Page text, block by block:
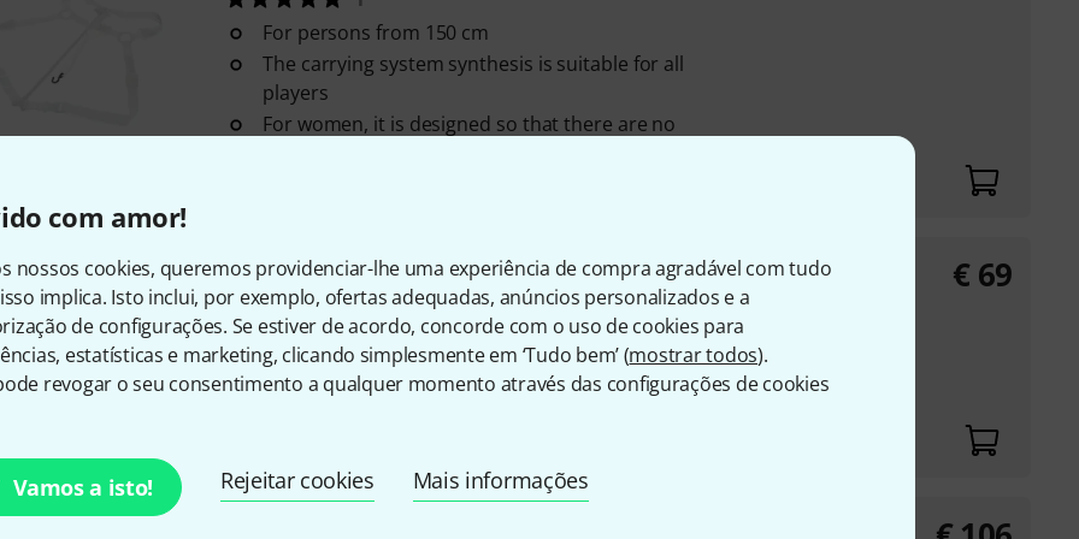
com amor!
nossos cookies, queremos providenciar-lhe uma experiência de compra agradável com tudo
implica. Isto inclui, por exemplo, ofertas adequadas, anúncios personalizados e a
de configurações. Se estiver de acordo, concorde com o uso de cookies para
estatísticas e marketing, clicando simplesmente em ‘Tudo bem’ (mostrar todos).
revogar o seu consentimento a qualquer momento através das configurações de cookies
Vamos a isto! Rejeitar cookies Mais informações
For persons from 150 cm
The carrying system synthesis is suitable for all
players
For women, it is designed so that there are no
ZappatiniEasy Strap Regular
6
Cross strap
With hooks
Colour: Black
€ 69